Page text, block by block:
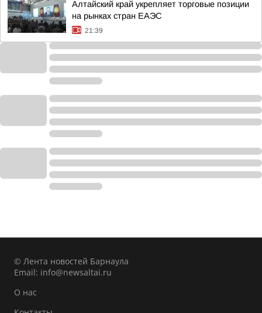
Алтайский край укрепляет торговые позиции
на рынках стран ЕАЭС
21:39
© Лента новостей Барнаула
Email: info@newsaltai.ru
О нас